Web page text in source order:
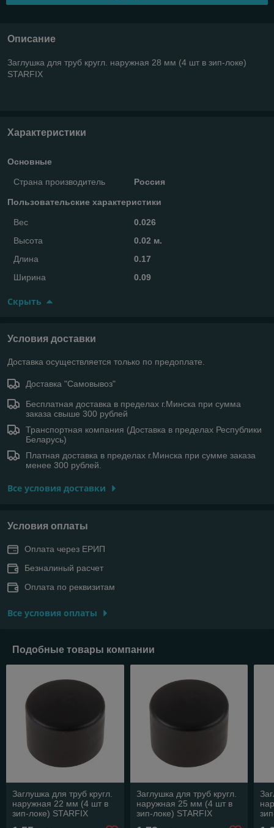
Описание
Заглушка для труб кругл. наружная 28 мм (4 шт в зип-локе)
STARFIX
Характеристики
Основные
Страна производитель Россия
Пользовательские характеристики
Вес
0.026
Высота
0.02 м.
Длина
0.17
Ширина
0.09
Скрыть
Условия доставки
Доставка осуществляется только по предоплате.
Доставка "Самовывоз"
Бесплатная доставка в пределах г.Минска при сумма
заказа свыше 300 рублей
Транспортная компания (Доставка в пределах Республики
Беларусь)
Платная доставка в пределах г.Минска при сумме заказа
менее 300 рублей.
Все условия доставки
Условия оплаты
Оплата через ЕРИП
Безналиный расчет
Оплата по реквизитам
Все условия оплаты
Подобные товары компании
Заглушка для труб кругл.
наружная 22 мм (4 шт в
зип-локе) STARFIX
Заглушка для труб кругл.
наружная 25 мм (4 шт в
зип-локе) STARFIX